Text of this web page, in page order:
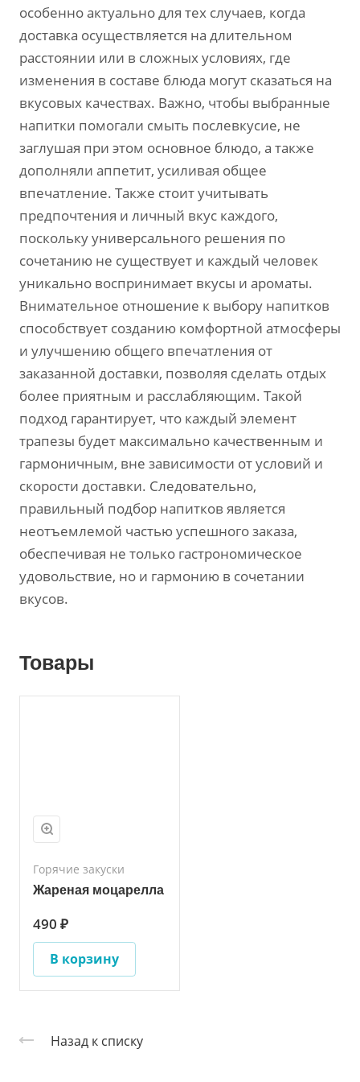
особенно актуально для тех случаев, когда
доставка осуществляется на длительном
расстоянии или в сложных условиях, где
изменения в составе блюда могут сказаться на
вкусовых качествах. Важно, чтобы выбранные
напитки помогали смыть послевкусие, не
заглушая при этом основное блюдо, а также
дополняли аппетит, усиливая общее
впечатление. Также стоит учитывать
предпочтения и личный вкус каждого,
поскольку универсального решения по
сочетанию не существует и каждый человек
уникально воспринимает вкусы и ароматы.
Внимательное отношение к выбору напитков
способствует созданию комфортной атмосферы
и улучшению общего впечатления от
заказанной доставки, позволяя сделать отдых
более приятным и расслабляющим. Такой
подход гарантирует, что каждый элемент
трапезы будет максимально качественным и
гармоничным, вне зависимости от условий и
скорости доставки. Следовательно,
правильный подбор напитков является
неотъемлемой частью успешного заказа,
обеспечивая не только гастрономическое
удовольствие, но и гармонию в сочетании
вкусов.
Товары
Горячие закуски
Жареная моцарелла
490 ₽
В корзину
Назад к списку